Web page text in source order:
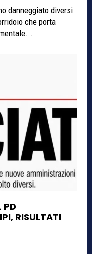
danneggiato diversi
che porta
PD
RISULTATI